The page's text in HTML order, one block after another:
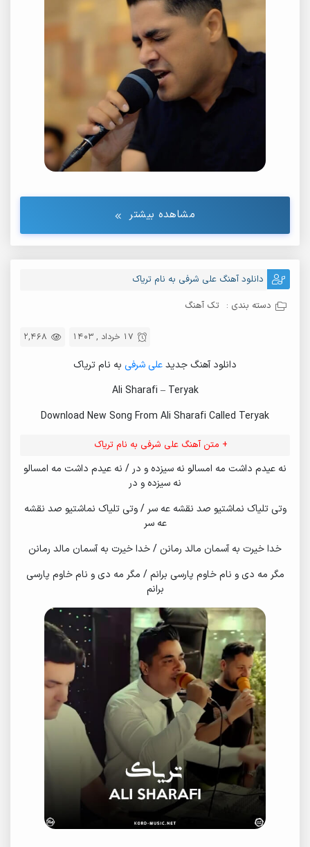
مشاهده بیشتر
دانلود آهنگ علی شرفی به نام تریاک
دسته بندی : تک آهنگ
2,468 17 خرداد , 1403
دانلود آهنگ جدیدعلی شرفی به نام تریاک
Ali Sharafi – Teryak
Download New Song From Ali Sharafi Called Teryak
+ متن آهنگ علی شرفی به نام تریاک
نه عیدم داشت مه امسالو نه سیزده و در / نه عیدم داشت مه امسالو
نه سیزده و در
وتی تلیاک نماشتیو صد نقشه عه سر / وتی تلیاک نماشتیو صد نقشه
عه سر
خدا خیرت به آسمان مالد رمانن / خدا خیرت به آسمان مالد رمانن
مگر مه دی و نام خاوم پارسی برانم / مگر مه دی و نام خاوم پارسی
برانم